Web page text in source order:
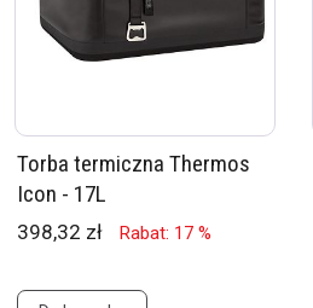
Torba termiczna Thermos
Icon - 17L
398,32 zł Rabat: 17 %